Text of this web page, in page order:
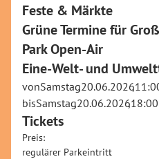
Feste & Märkte
Grüne Termine für
Park Open-Air
Eine-Welt- und
vonSamstag,20.06.2026,
bisSamstag,20.06.2026,18:00
Tickets
Preis:
regulärer Parkeintritt
.